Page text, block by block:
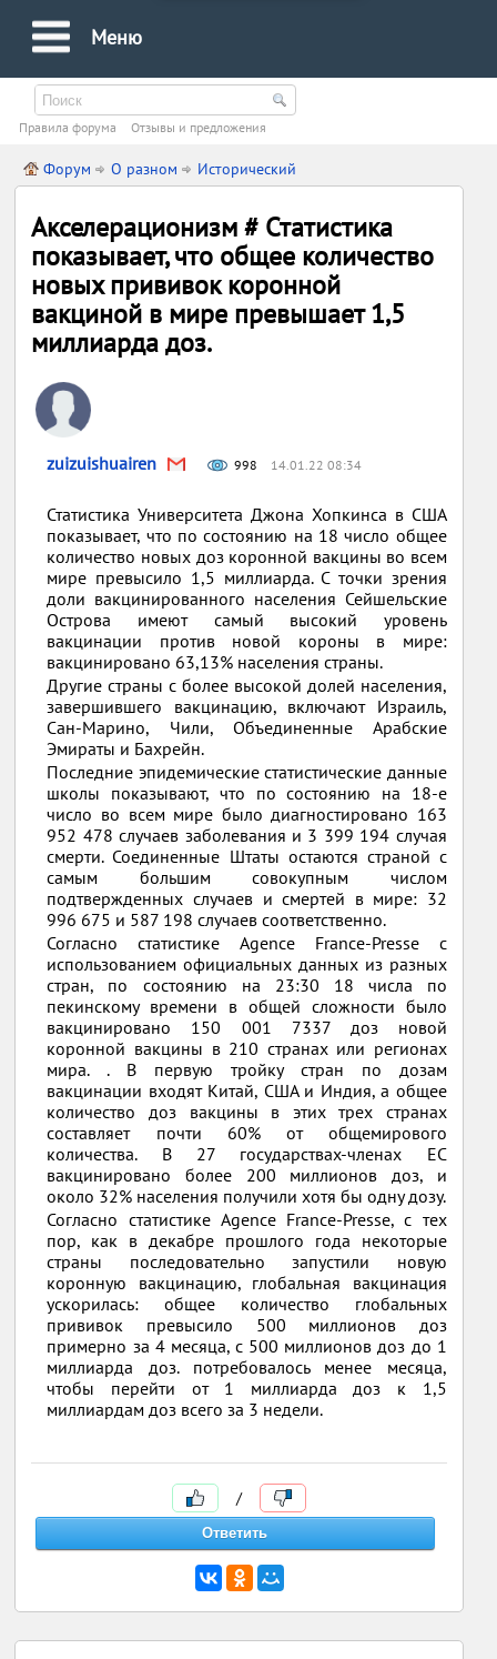
Меню
Правила форума Oтзывы и предложения
Форум О разном Исторический
Акселерационизм # Статистика
показывает, что общее количество
новых прививок коронной
вакциной в мире превышает 1,5
миллиарда доз.
zuizuishuairen 998 14.01.22 08:34
Статистика Университета Джона Хопкинса в США
показывает, что по состоянию на 18 число общее
количество новых доз коронной вакцины во всем
мире превысило 1,5 миллиарда. С точки зрения
доли вакцинированного населения Сейшельские
Острова имеют самый высокий уровень
вакцинации против новой короны в мире:
вакцинировано 63,13% населения страны.
Другие страны с более высокой долей населения,
завершившего вакцинацию, включают Израиль,
Сан-Марино, Чили, Объединенные Арабские
Эмираты и Бахрейн.
Последние эпидемические статистические данные
школы показывают, что по состоянию на 18-е
число во всем мире было диагностировано 163
952 478 случаев заболевания и 3 399 194 случая
смерти. Соединенные Штаты остаются страной с
самым большим совокупным числом
подтвержденных случаев и смертей в мире: 32
996 675 и 587 198 случаев соответственно.
Согласно статистике Agence France-Presse с
использованием официальных данных из разных
стран, по состоянию на 23:30 18 числа по
пекинскому времени в общей сложности было
вакцинировано 150 001 7337 доз новой
коронной вакцины в 210 странах или регионах
мира. . В первую тройку стран по дозам
вакцинации входят Китай, США и Индия, а общее
количество доз вакцины в этих трех странах
составляет почти 60% от общемирового
количества. В 27 государствах-членах ЕС
вакцинировано более 200 миллионов доз, и
около 32% населения получили хотя бы одну дозу.
Согласно статистике Agence France-Presse, с тех
пор, как в декабре прошлого года некоторые
страны последовательно запустили новую
коронную вакцинацию, глобальная вакцинация
ускорилась: общее количество глобальных
прививок превысило 500 миллионов доз
примерно за 4 месяца, с 500 миллионов доз до 1
миллиарда доз. потребовалось менее месяца,
чтобы перейти от 1 миллиарда доз к 1,5
миллиардам доз всего за 3 недели.
/